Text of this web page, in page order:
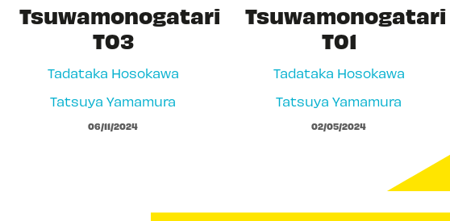
Tsuwamonogatari
T03
Tadataka Hosokawa
Tatsuya Yamamura
06/11/2024
Tsuwamonogatari
T01
Tadataka Hosokawa
Tatsuya Yamamura
02/05/2024